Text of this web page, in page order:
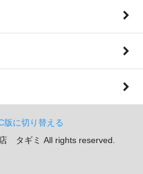
版に切り替える
タギミ All rights reserved.